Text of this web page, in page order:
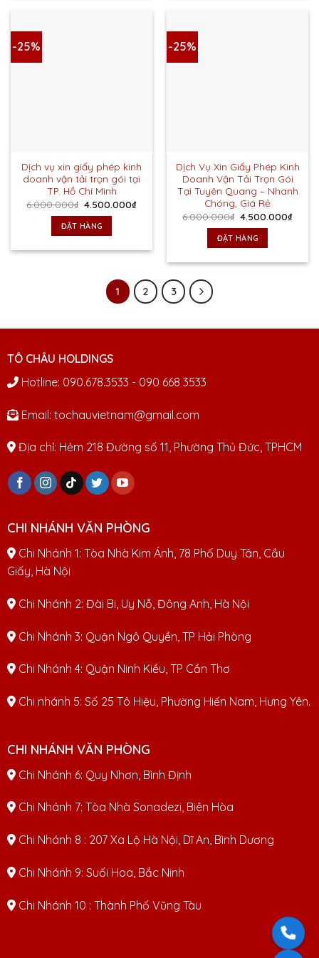
-25%
Dịch vụ xin giấy phép kinh
doanh vận tải trọn gói tại
TP. Hồ Chí Minh
6.000.000₫ Giá
là:
6.000.000₫.
4.500.000₫Giá
ĐẶT HÀNG
-25%
Dịch Vụ Xin Giấy Phép Kinh
Doanh Vận Tải Trọn Gói
Tại Tuyên Quang – Nhanh
Chóng, Giá Rẻ
6.000.000₫ Giá
là:
6.000.000₫.
4.500.000₫Giá
ĐẶT HÀNG
1 2 3
TÔ CHÂU HOLDINGS
Hotline: 090.678.3533 - 090 668 3533
Email: tochauvietnam@gmail.com
Địa chỉ: Hẻm 218 Đường số 11, Phường Thủ Đức, TPHCM
CHI NHÁNH VĂN PHÒNG
Chi Nhánh 1: Tòa Nhà Kim Ánh, 78 Phố Duy Tân, Cầu
Giấy, Hà Nội
Chi Nhánh 2: Đài Bi, Uy Nỗ, Đông Anh, Hà Nội
Chi Nhánh 3: Quận Ngô Quyền, TP Hải Phòng
Chi Nhánh 4: Quận Ninh Kiều, TP Cần Thơ
Chi nhánh 5: Số 25 Tô Hiệu, Phường Hiến Nam, Hưng Yên.
CHI NHÁNH VĂN PHÒNG
Chi Nhánh 6: Quy Nhơn, Bình Định
Chi Nhánh 7: Tòa Nhà Sonadezi, Biên Hòa
Chi Nhánh 8 : 207 Xa Lộ Hà Nội, Dĩ An, Bình Dương
Chi Nhánh 9: Suối Hoa, Bắc Ninh
Chi Nhánh 10 : Thành Phố Vũng Tàu